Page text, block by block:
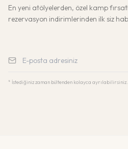
En yeni atölyelerden, özel kamp
rezervasyon indirimlerinden ilk siz
* İstediğiniz zaman bültenden kolayca ayrılabilirsiniz.